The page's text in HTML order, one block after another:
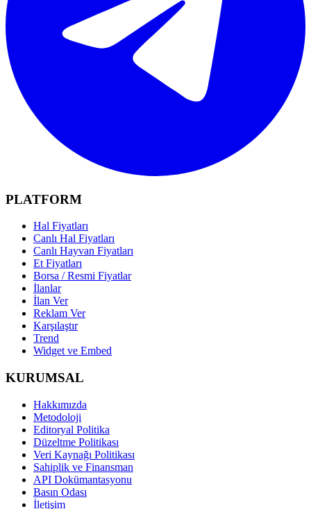
PLATFORM
Hal Fiyatları
Canlı Hal Fiyatları
Canlı Hayvan Fiyatları
Et Fiyatları
Borsa / Resmi Fiyatlar
İlanlar
İlan Ver
Reklam Ver
Karşılaştır
Trend
Widget ve Embed
KURUMSAL
Hakkımızda
Metodoloji
Editoryal Politika
Düzeltme Politikası
Veri Kaynağı Politikası
Sahiplik ve Finansman
API Dokümantasyonu
Basın Odası
İletişim